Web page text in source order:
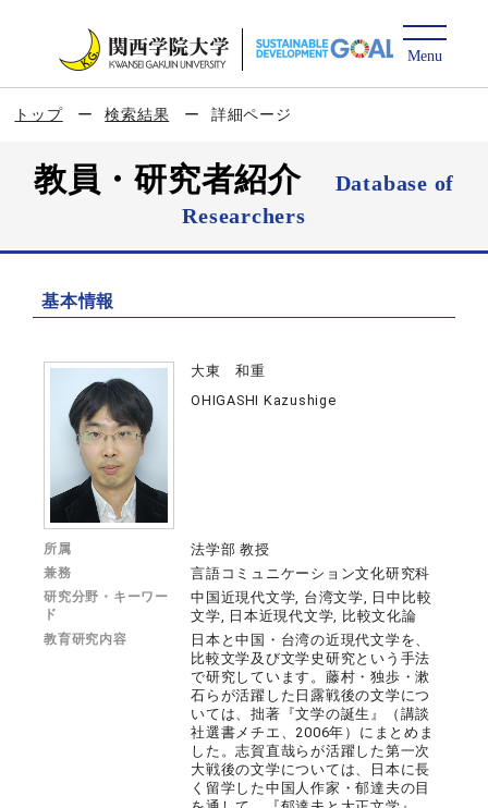
トップ 検索結果 詳細ページ
教員・研究者紹介
Database of
Researchers
基本情報
大東 和重
OHIGASHI Kazushige
所属 法学部 教授
兼務 言語コミュニケーション文化研究科
研究分野・キーワー
ド
中国近現代文学, 台湾文学, 日中比較
文学, 日本近現代文学, 比較文化論
教育研究内容
日本と中国・台湾の近現代文学を、
比較文学及び文学史研究という手法
で研究しています。藤村・独歩・漱
石らが活躍した日露戦後の文学につ
いては、拙著『文学の誕生』（講談
社選書メチエ、2006年）にまとめま
した。志賀直哉らが活躍した第一次
大戦後の文学については、日本に長
く留学した中国人作家・郁達夫の目